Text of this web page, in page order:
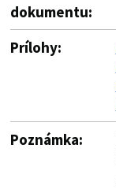
dokumentu:
Prílohy:
Poznámka: